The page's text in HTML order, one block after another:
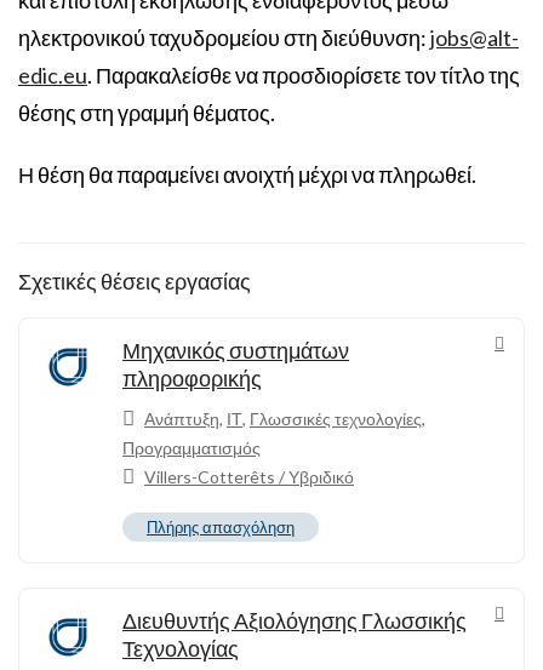
ηλεκτρονικού ταχυδρομείου στη διεύθυνση:jobs@alt-
edic.eu. Παρακαλείσθε να προσδιορίσετε τον τίτλο της
θέσης στη γραμμή θέματος.
Η θέση θα παραμείνει ανοιχτή μέχρι να πληρωθεί.
Σχετικές θέσεις εργασίας
Μηχανικός συστημάτων
πληροφορικής
Ανάπτυξη, ΙΤ, Γλωσσικές τεχνολογίες,
Προγραμματισμός
Villers-Cotterêts / Υβριδικό
Πλήρης απασχόληση
Διευθυντής Αξιολόγησης Γλωσσικής
Τεχνολογίας